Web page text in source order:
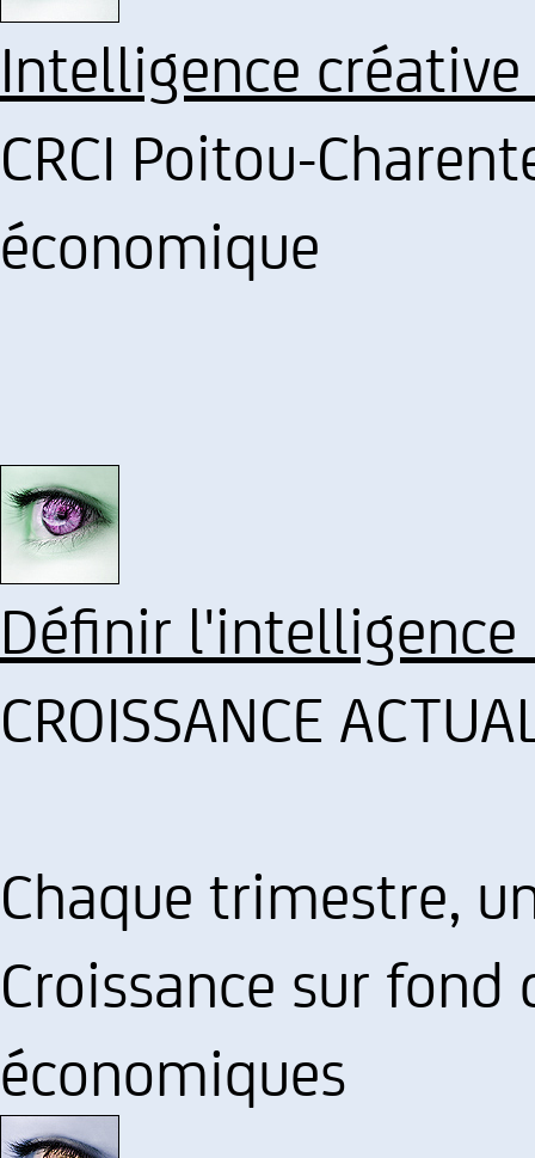
Intelligence
CRCI Poitou-
économique
Définir
CROISSANCE
Chaque trimestre,
Croissance sur
économiques